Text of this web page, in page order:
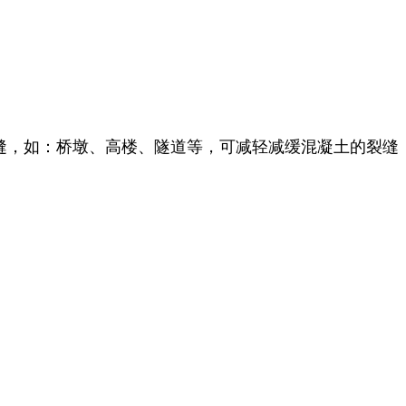
如：桥墩、高楼、隧道等，可减轻减缓混凝土的裂缝